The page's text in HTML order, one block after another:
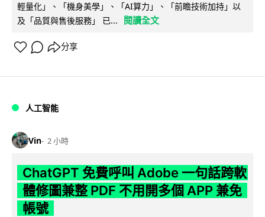
輕量化」、「機身美學」、「AI算力」、「前瞻技術加持」以
及「品質與售後服務」 已...
閱讀全文
分享
人工智能
Vin 2 小時
ChatGPT 免費呼叫 Adobe 一句話跨軟
體修圖兼整 PDF 不用開多個 APP 兼免
帳號